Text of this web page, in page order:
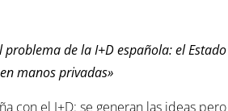
problema de la I+D española: el Estado
manos privadas»
con el I+D: se generan las ideas